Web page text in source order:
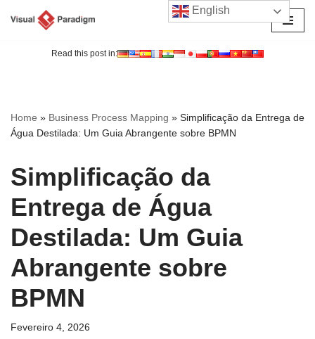
Read this post in:
Home » Business Process Mapping » Simplificação da Entrega de
Água Destilada: Um Guia Abrangente sobre BPMN
Simplificação da
Entrega de Água
Destilada: Um Guia
Abrangente sobre
BPMN
Fevereiro 4, 2026
English